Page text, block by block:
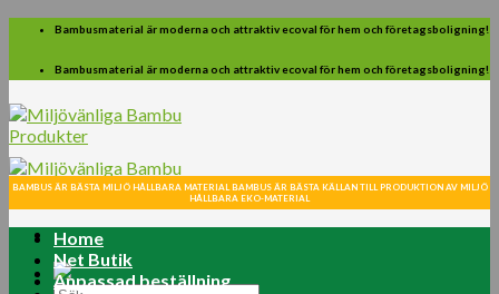
Skip
content
Bambusmaterial är moderna och attraktiv ecoval för hem och företagsboligning!
Bambusmaterial är moderna och attraktiv ecoval för hem och företagsboligning!
BAMBUS ÄR BÄSTA MILJÖ HÅLLBARA MATERIAL BAMBUS ÄR BÄSTA KÄLLAN TILL PRODUKTION AV MILJÖ
HÅLLBARA EKO-MATERIAL
Home
Net Butik
Anpassad beställning